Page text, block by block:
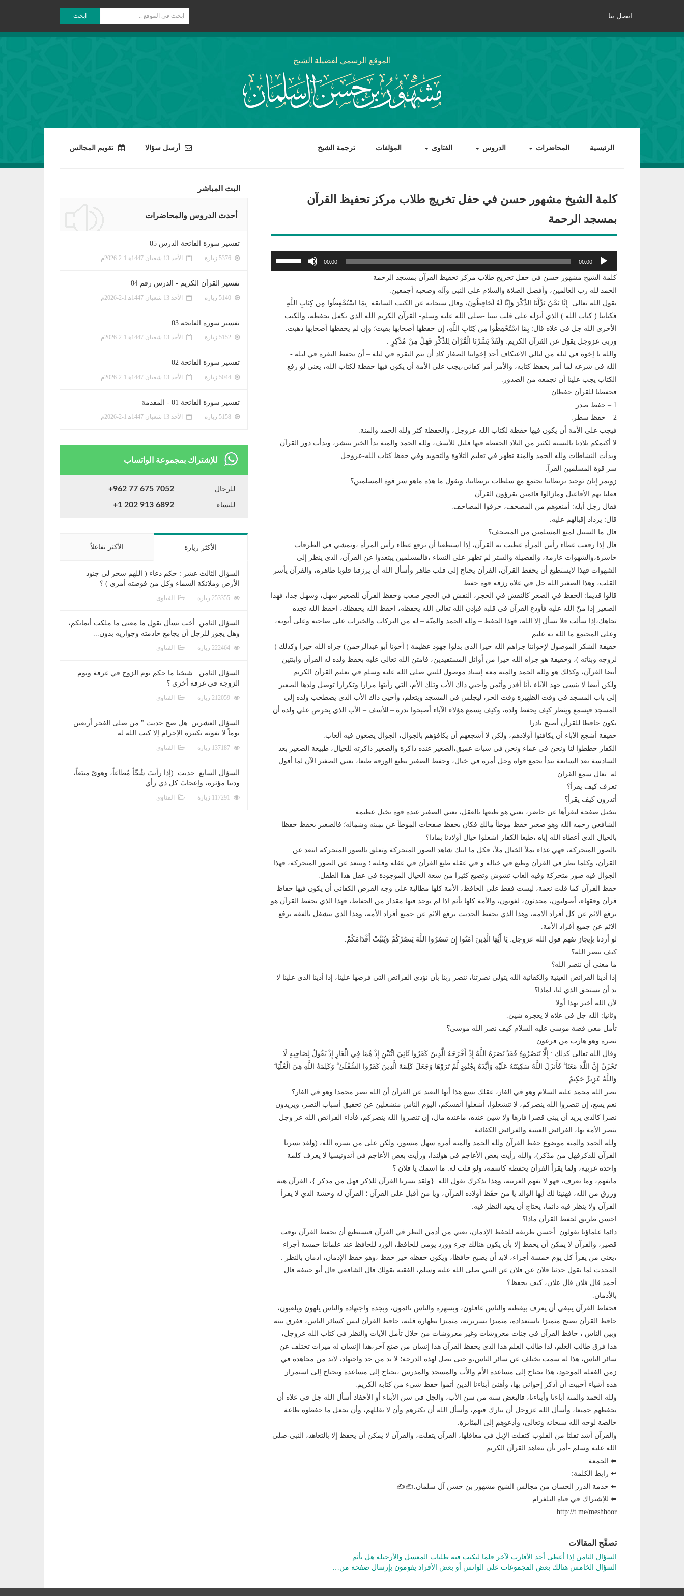
اتصل بنا ابحث
الموقع الرسمي لفضيلة الشيخ
الرئيسية المحاضرات الدروس الفتاوى المؤلفات ترجمة الشيخ أرسل سؤالا تقويم المجالس
كلمة الشيخ مشهور حسن في حفل تخريج طلاب مركز تحفيظ القرآن
بمسجد الرحمة
مشغل
الصوت
00:00
00:00
كلمة الشيخ مشهور حسن في حفل تخريج طلاب مركز تحفيظ القرآن بمسجد الرحمة
الحمد لله رب العالمين، وأفضل الصلاة والسلام على النبي وآله وصحبه أجمعين.
يقول الله تعالى: إِنَّا نَحْنُ نَزَّلْنَا الذِّكْرَ وَإِنَّا لَهُ لَحَافِظُونَ، وقال سبحانه عن الكتب السابقة: بِمَا اسْتُحْفِظُوا مِن كِتَابِ اللَّهِ.
فكتابنا ( كتاب الله ) الذي أنزله على قلب نبينا -صلى الله عليه وسلم- القرآن الكريم الله الذي تكفل بحفظه، والكتب
الأخرى الله جل في علاه قال: بِمَا اسْتُحْفِظُوا مِن كِتَابِ اللَّهِ، إن حفظها أصحابها بقيت؛ وإن لم يحفظها أصحابها ذهبت.
وربي عزوجل يقول عن القرآن الكريم: وَلَقَدْ يَسَّرْنَا الْقُرْآنَ لِلذِّكْرِ فَهَلْ مِنْ مُدَّكِرٍ .
والله يا إخوة في ليلة من ليالي الاعتكاف أحد إخواننا الصغار كاد أن يتم البقرة في ليلة – أن يحفظ البقرة في ليلة -.
الله في شرعه لما أمر بحفظ كتابه، والأمر أمر كفائي،يجب على اﻷمة أن يكون فيها حفظة لكتاب الله، يعني لو رفع
الكتاب يجب علينا أن نجمعه من الصدور.
فحفظنا للقرآن حفظان:
1 – حفظ صدر.
2 – حفظ سطر.
فيجب على اﻷمة أن يكون فيها حفظة لكتاب الله عزوجل، والحفظة كثر ولله الحمد والمنة.
لا أكتمكم بلادنا بالنسبة لكثير من البلاد الحفظة فيها قليل للأسف، ولله الحمد والمنة بدأ الخير ينتشر، وبدأت دور القرآن
وبدأت النشاطات ولله الحمد والمنة تظهر في تعليم التلاوة والتجويد وفي حفظ كتاب الله-عزوجل.
سر قوة المسلمين القرآ.
زويمر إبان توحيد بريطانيا يجتمع مع سلطات بريطانيا، ويقول ما هذه ماهو سر قوة المسلمين؟
فعلنا بهم اﻷفاعيل ومازالوا قائمين يقرؤون القرآن.
فقال رجل أبله: أمنعوهم من المصحف، حرقوا المصاحف.
قال: يزداد إقبالهم عليه.
قال:ما السبيل لمنع المسلمين من المصحف؟
قال:إذا رفعت غطاء رأس المرأة غطيت به القرآن، إذا استطعنا أن نرفع غطاء رأس المرأة ،وتمشي في الطرقات
حاسرة،والشهوات عارمة، والفضيلة والستر لم تظهر على النساء ،فالمسلمين يبتعدوا عن القرآن، الذي ينظر إلى
الشهوات فهذا لايستطيع أن يحفظ القرآن، القرآن يحتاج إلى قلب طاهر وأسأل الله أن يرزقنا قلوبا طاهرة، والقرآن يأسر
القلب، وهذا الصغير الله جل في علاه رزقه قوة حفظ.
قالوا قديما: الحفظ في الصغر كالنقش في الحجر، النقش في الحجر صعب وحفظ القرآن للصغير سهل، وسهل جدا، فهذا
الصغير إذا منّ الله عليه فأودع القرآن في قلبه فبإذن الله تعالى الله يحفظه، احفظ الله يحفظك، احفظ الله تجده
تجاهك،إذا سألت فلا تسأل إلا الله، فهذا الحفظ – ولله الحمد والمنّة – له من البركات والخيرات على صاحبه وعلى أبويه،
وعلى المجتمع ما الله به عليم.
حقيقة الشكر الموصول ﻹخواننا جزاهم الله خيرا الذي بذلوا جهود عظيمة ( أخونا أبو عبدالرحمن) جزاه الله خيرا وكذلك (
لزوجه وبناته )، وحقيقة هو جزاه الله خيرا من أوائل المستفيدين، فامتن الله تعالى عليه بحفظ ولده له القرآن وابنتين
أيضا القرآن، وكذلك هو ولله الحمد والمنة معه إسناد موصول للنبي صلى الله عليه وسلم في تعليم القرآن الكريم.
ولكن أيضا لا ينسى جهد الآباء ،أنا أقدر وأثمن وأحيي ذاك اﻷب وتلك اﻷم، التي رأيتها مرارا وتكرارا توصل ولدها الصغير
إلى باب المسجد في وقت الظهيرة وقت الحر، ليجلس في المسجد ويتعلم، وأحيي ذاك اﻷب الذي يصطحب ولده إلى
المسجد فيسمع وينظر كيف يحفظ ولده، وكيف يسمع هؤلاء الآباء أصبحوا ندرة – للأسف – الأب الذي يحرص على ولده أن
يكون حافظا للقرأن أصبح نادرا.
حقيقة أشجع اﻵباء أن يكافئوا أولادهم، ولكن لا أشجعهم أن يكافؤهم بالجوال، الجوال يضعون فيه ألعاب.
الكفار خططوا لنا ونحن في عماء ونحن في سبات عميق،الصغير عنده ذاكرة والصغير ذاكرته للخيال، طبيعة الصغير بعد
السادسة بعد السابعة يبدأ يجمع قواه وجل أمره في خيال، وحفظ الصغير يطبع الورقة طبعا، يعني الصغير اﻵن لما أقول
له :تعال سمع القران.
تعرف كيف يقرأ؟
أتدرون كيف يقرأ؟
يتخيل صفحة ليقرأها عن حاضر، يعني هو طبعها بالعقل، يعني الصغير عنده قوة تخيل عظيمة.
الشافعي رحمه الله وهو صغير حفظ موطأ مالك فكان يحفظ صفحات الموطأ عن يمينه وشماله؛ فالصغير يحفظ حفظا
بالخيال الذي أعطاه الله إياه ،طبعا الكفار اشغلوا خيال أولادنا بماذا؟
بالصور المتحركة، فهي غذاء يملأ الخيال ملأ، فكل ما ابنك شاهد الصور المتحركة وتعلق بالصور المتحركة ابتعد عن
القرآن، وكلما نظر في القرآن وطبع في خياله و في عقله طبع القرآن في عقله وقلبه ؛ ويبتعد عن الصور المتحركة، فهذا
الجوال فيه صور متحركة وفيه العاب تشوش وتضيع كثيرا من سعة الخيال الموجودة في عقل هذا الطفل.
حفظ القرآن كما قلت نعمة، ليست فقط على الحافظ، الأمة كلها مطالبة على وجه الفرض الكفائي أن يكون فيها حفاظ
قرآن وفقهاء، أصوليون، محدثون، لغويون، والأمة كلها تأثم اذا لم يوجد فيها مقدار من الحفاظ، فهذا الذي يحفظ القرآن هو
يرفع الاثم عن كل أفراد الامة، وهذا الذي يحفظ الحديث يرفع الاثم عن جميع أفراد الأمة، وهذا الذي ينشغل بالفقه يرفع
الاثم عن جميع أفراد الأمة.
لو أردنا بإيجاز نفهم قول الله عزوجل: يَا أَيُّهَا الَّذِينَ آمَنُوا إِن تَنصُرُوا اللَّهَ يَنصُرْكُمْ وَيُثَبِّتْ أَقْدَامَكُمْ.
كيف ننصر الله؟
ما معنى أن ننصر الله؟
إذا أدينا الفرائض العينية والكفائية الله يتولى نصرتنا، ننصر ربنا بأن نؤدي الفرائض التي فرضها علينا، إذا أدينا الذي علينا لا
بد أن نستحق الذي لنا، لماذا؟
لأن الله أخبر بهذا أولا .
وثانيا: الله جل في علاه لا يعجزه شيئ.
تأمل معي قصة موسى عليه السلام كيف نصر الله موسى؟
نصره وهو هارب من فرعون.
وقال الله تعالى كذلك : إِلَّا تَنصُرُوهُ فَقَدْ نَصَرَهُ اللَّهُ إِذْ أَخْرَجَهُ الَّذِينَ كَفَرُوا ثَانِيَ اثْنَيْنِ إِذْ هُمَا فِي الْغَارِ إِذْ يَقُولُ لِصَاحِبِهِ لَا
تَحْزَنْ إِنَّ اللَّهَ مَعَنَا ۖ فَأَنزَلَ اللَّهُ سَكِينَتَهُ عَلَيْهِ وَأَيَّدَهُ بِجُنُودٍ لَّمْ تَرَوْهَا وَجَعَلَ كَلِمَةَ الَّذِينَ كَفَرُوا السُّفْلَىٰ ۗ وَكَلِمَةُ اللَّهِ هِيَ الْعُلْيَا ۗ
وَاللَّهُ عَزِيزٌ حَكِيمٌ .
نصر الله محمد عليه السلام وهو في الغار، عقلك يسع هذا أيها البعيد عن القرآن أن الله نصر محمدا وهو في الغار؟
نعم يسع، إن تنصروا الله ينصركم، لا تنشغلوا، أشغلوا أنفسكم، اليوم الناس منشغلين عن تحقيق أسباب النصر، ويريدون
نصرا كالذي يريد أن يبني قصرا فارها ولا شيئ عنده، ماعنده مال، إن تنصروا الله ينصركم، فأداء الفرائض الله عز وجل
ينصر الأمة بها، الفرائض العينية والفرائض الكفائية.
ولله الحمد والمنة موضوع حفظ القرآن ولله الحمد والمنة أمره سهل ميسور، ولكن على من يسره الله، (ولقد يسرنا
القرآن للذكرفهل من مدّكر)، والله رأيت بعض الأعاجم في هولندا، ورأيت بعض اﻷعاجم في أندونيسيا لا يعرف كلمة
واحدة عربية، ولما يقرأ القرآن يحفظه كاسمه، ولو قلت له: ما اسمك يا فلان ؟
مايفهم، وما يعرف، فهو لا يفهم العربية، وهذا يذكرك بقول الله :{ولقد يسرنا القرآن للذكر فهل من مدكر }، القرآن هبة
ورزق من الله، فهنيئا لك أيها الوالد يا من حفّظ أولاده القرآن، ويا من أقبل على القرآن ؛ القرآن له وحشة الذي لا يقرأ
القرآن ولا ينظر فيه دائما، يحتاج أن يعيد النظر فيه.
احسن طريق لحفظ القرآن ماذا؟
دائما علماؤنا يقولون: أحسن طريقة للحفظ اﻹدمان، يعني من أدمن النظر في القرآن فيستطيع أن يحفظ القرآن بوقت
قصير، والقرآن لا يمكن أن يحفظ إلا بأن يكون هنالك جزء وورد يومي للحافظ، الورد للحافظ عند علمائنا خمسة أجزاء
،يعني من يقرأ كل يوم خمسة أجزاء، لابد أن يصبح حافظا، ويكون حفظه خير حفظ ،وهو حفظ الإدمان، ادمان بالنظر .
المحدث لما يقول حدثنا فلان عن فلان عن النبي صلى الله عليه وسلم، الفقيه يقولك قال الشافعي قال أبو حنيفة قال
أحمد قال فلان قال علان، كيف يحفظ؟
بالأدمان.
فحفاظ القرآن ينبغي أن يعرف بيقظته والناس غافلون، وبسهره والناس نائمون، وبجده واجتهاده والناس يلهون ويلعبون،
حافظ القرآن يصبح متميزا باستعداده، متميزا بسريرته، متميزا بطهارة قلبه، حافظ القرآن ليس كسائر الناس، ففرق بينه
وبين الناس ، حافظ القرآن في جنات معروشات وغير معروشات من خلال تأمل اﻵيات والنظر في كتاب الله عزوجل،
هذا فرق طالب العلم، لذا طالب العلم هذا الذي يحفظ القرآن هذا إنسان من صنع آخر،هذا اإنسان له ميزات تختلف عن
سائر الناس، هذا له سمت يختلف عن سائر الناس،و حتى نصل لهذه الدرجة؛ لا بد من جد واجتهاد، لابد من مجاهدة في
زمن الغفلة الموجود، هذا يحتاج إلى مساعدة اﻷم والأب والمسجد والمدرس ،يحتاج إلى مساعدة ويحتاج إلى استمرار.
هذه أشياء أحببت أن أذكر إخواني بها، وأهنئ أبناءنا الذين أتموا حفظ شيء من كتابه الكريم.
ولله الحمد والمنة آباءنا وأبناءنا، فالبعض سنه من سن اﻷب، والجل في سن الأبناء أو اﻷحفاد أسأل الله جل في علاه أن
يحفظهم جميعا، وأسأل الله عزوجل أن يبارك فيهم، وأسأل الله أن يكثرهم وأن لا يقللهم، وأن يجعل ما حفظوه طاعة
خالصة لوجه الله سبحانه وتعالى، وأدعوهم إلى المثابرة.
والقرآن أشد تفلتا من القلوب كتفلت اﻹبل في معاقلها، القرآن يتفلت، والقرآن لا يمكن أن يحفظ إلا بالتعاهد، النبي-صلى
الله عليه وسلم -أمر بأن نتعاهد القرآن الكريم.
⬅ الجمعة:
↩ رابط الكلمة:
⬅ خدمة الدرر الحسان من مجالس الشيخ مشهور بن حسن آل سلمان.✍✍
⬅ للإشتراك في قناة التلغرام:
http://t.me/meshhoor
تصفّح المقالات
السؤال الثامن إذا أعطى أحد الأقارب لآخر قلما ليكتب فيه طلبات المعسل والأرجيلة هل يأثم…
السؤال الخامس هنالك بعض المجموعات على الواتس أو بعض الأفراد يقومون بإرسال صفحة من…
البث المباشر
أحدث الدروس والمحاضرات
تفسير سورة الفاتحة الدرس 05
الأحد 13 شعبان 1447ﻫ 1-2-2026م
تفسير القرآن الكريم - الدرس رقم 04
الأحد 13 شعبان 1447ﻫ 1-2-2026م
تفسير سورة الفاتحة 03
الأحد 13 شعبان 1447ﻫ 1-2-2026م
تفسير سورة الفاتحة 02
الأحد 13 شعبان 1447ﻫ 1-2-2026م
تفسير سورة الفاتحة 01 - المقدمة
الأحد 13 شعبان 1447ﻫ 1-2-2026م
للإشتراك بمجموعة الواتساب
للرجال: +962 77 675 7052
للنساء: +1 202 913 6892
الأكثر زيارة الأكثر تفاعلاً
السؤال الثالث عشر : حكم دعاء ( اللهم سخر لي جنود
الأرض وملائكة السماء وكل من فوضته أمري ) ؟
الفتاوى
السؤال الثامن: أخت تسأل تقول ما معنى ما ملكت أيمانكم،
وهل يجوز للرجل أن يجامع خادمته وجواريه بدون...
الفتاوى
السؤال الثامن : شيخنا ما حكم نوم الزوج في غرفة ونوم
الزوجة في غرفة أخرى ؟
الفتاوى
السؤال العشرين: هل صح حديث " من صلى الفجر أربعين
يوماً لا تفوته تكبيرة الإحرام إلا كتب الله له...
الفتاوى
السؤال السابع: حديث: (إذا رأيتَ شُحّاً مُطاعاً، وهوىً متبَعاً،
ودنيا مؤثرة، وإعجابَ كل ذي رأي...
الفتاوى